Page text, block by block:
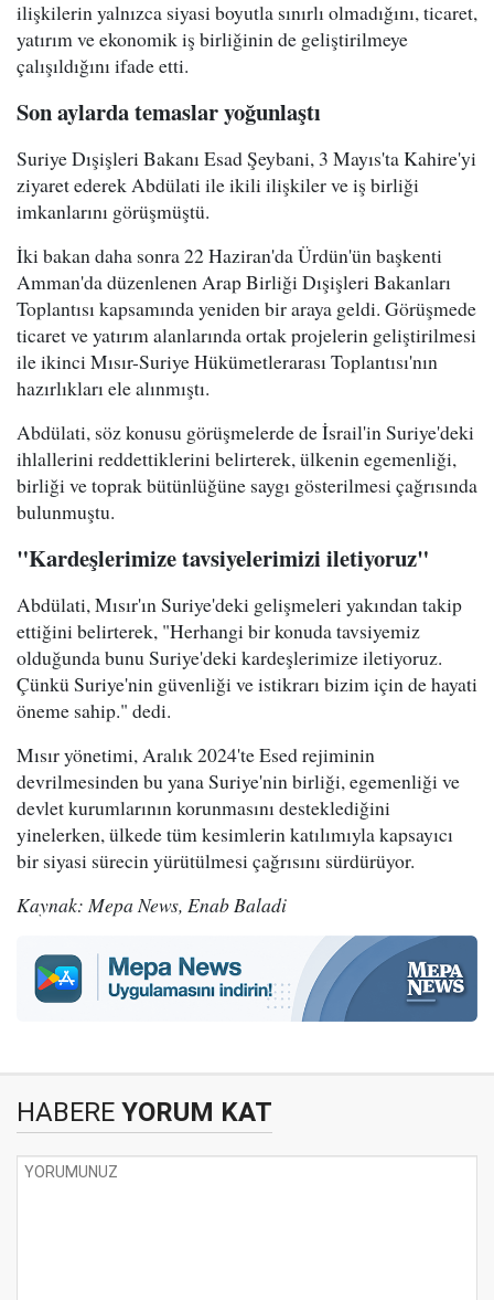
ilişkilerin yalnızca siyasi boyutla sınırlı olmadığını, ticaret,
yatırım ve ekonomik iş birliğinin de geliştirilmeye
çalışıldığını ifade etti.
Son aylarda temaslar yoğunlaştı
Suriye Dışişleri Bakanı Esad Şeybani, 3 Mayıs'ta Kahire'yi
ziyaret ederek Abdülati ile ikili ilişkiler ve iş birliği
imkanlarını görüşmüştü.
İki bakan daha sonra 22 Haziran'da Ürdün'ün başkenti
Amman'da düzenlenen Arap Birliği Dışişleri Bakanları
Toplantısı kapsamında yeniden bir araya geldi. Görüşmede
ticaret ve yatırım alanlarında ortak projelerin geliştirilmesi
ile ikinci Mısır-Suriye Hükümetlerarası Toplantısı'nın
hazırlıkları ele alınmıştı.
Abdülati, söz konusu görüşmelerde de İsrail'in Suriye'deki
ihlallerini reddettiklerini belirterek, ülkenin egemenliği,
birliği ve toprak bütünlüğüne saygı gösterilmesi çağrısında
bulunmuştu.
"Kardeşlerimize tavsiyelerimizi iletiyoruz"
Abdülati, Mısır'ın Suriye'deki gelişmeleri yakından takip
ettiğini belirterek, "Herhangi bir konuda tavsiyemiz
olduğunda bunu Suriye'deki kardeşlerimize iletiyoruz.
Çünkü Suriye'nin güvenliği ve istikrarı bizim için de hayati
öneme sahip." dedi.
Mısır yönetimi, Aralık 2024'te Esed rejiminin
devrilmesinden bu yana Suriye'nin birliği, egemenliği ve
devlet kurumlarının korunmasını desteklediğini
yinelerken, ülkede tüm kesimlerin katılımıyla kapsayıcı
bir siyasi sürecin yürütülmesi çağrısını sürdürüyor.
Kaynak: Mepa News, Enab Baladi
HABERE YORUM KAT